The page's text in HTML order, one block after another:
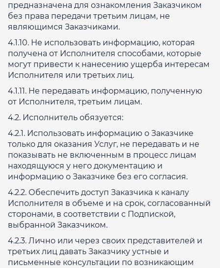
предназначена для ознакомления Заказчиком
без права передачи третьим лицам, не
являющимся Заказчиками.
4.1.10. Не использовать информацию, которая
получена от Исполнителя способами, которые
могут привести к нанесению ущерба интересам
Исполнителя или третьих лиц.
4.1.11. Не передавать информацию, полученную
от Исполнителя, третьим лицам.
4.2. Исполнитель обязуется:
4.2.1. Использовать информацию о Заказчике
только для оказания Услуг, не передавать и не
показывать не включенным в процесс лицам
находящуюся у него документацию и
информацию о Заказчике без его согласия.
4.2.2. Обеспечить доступ Заказчика к каналу
Исполнителя в объеме и на срок, согласованный
сторонами, в соответствии с Подпиской,
выбранной Заказчиком.
4.2.3. Лично или через своих представителей и
третьих лиц давать Заказчику устные и
письменные консультации по возникающим